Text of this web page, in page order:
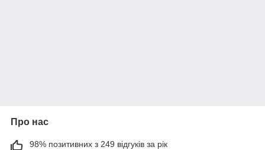
Про нас
98% позитивних з 249 відгуків за рік